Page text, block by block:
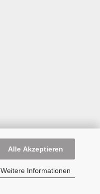
Alle Akzeptieren
Weitere Informationen